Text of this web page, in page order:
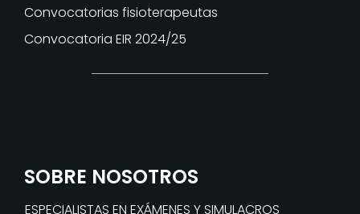
Convocatorias fisioterapeutas
Convocatoria EIR 2024/25
SOBRE NOSOTROS
ESPECIALISTAS EN EXÁMENES Y SIMULACROS